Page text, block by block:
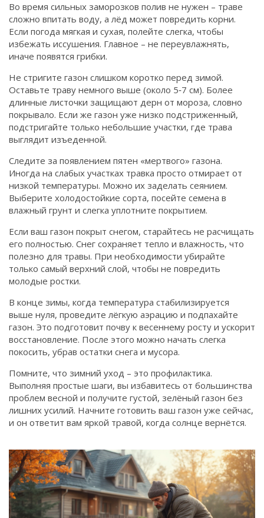
Во время сильных заморозков полив не нужен – траве
сложно впитать воду, а лёд может повредить корни.
Если погода мягкая и сухая, полейте слегка, чтобы
избежать иссушения. Главное – не переувлажнять,
иначе появятся грибки.
Не стригите газон слишком коротко перед зимой.
Оставьте траву немного выше (около 5‑7 см). Более
длинные листочки защищают дерн от мороза, словно
покрывало. Если же газон уже низко подстриженный,
подстригайте только небольшие участки, где трава
выглядит изъеденной.
Следите за появлением пятен «мертвого» газона.
Иногда на слабых участках травка просто отмирает от
низкой температуры. Можно их заделать сеянием.
Выберите холодостойкие сорта, посейте семена в
влажный грунт и слегка уплотните покрытием.
Если ваш газон покрыт снегом, старайтесь не расчищать
его полностью. Снег сохраняет тепло и влажность, что
полезно для травы. При необходимости убирайте
только самый верхний слой, чтобы не повредить
молодые ростки.
В конце зимы, когда температура стабилизируется
выше нуля, проведите лёгкую аэрацию и подпахайте
газон. Это подготовит почву к весеннему росту и ускорит
восстановление. После этого можно начать слегка
покосить, убрав остатки снега и мусора.
Помните, что зимний уход – это профилактика.
Выполняя простые шаги, вы избавитесь от большинства
проблем весной и получите густой, зелёный газон без
лишних усилий. Начните готовить ваш газон уже сейчас,
и он ответит вам яркой травой, когда солнце вернётся.